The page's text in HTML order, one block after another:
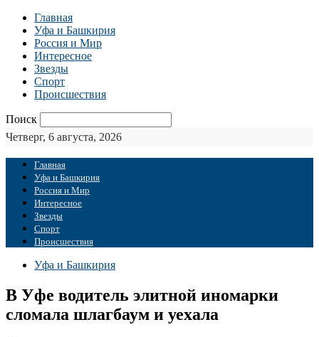
Главная
Уфа и Башкирия
Россия и Мир
Интересное
Звезды
Спорт
Происшествия
Поиск
Четверг, 6 августа, 2026
Главная
Уфа и Башкирия
Россия и Мир
Интересное
Звезды
Спорт
Происшествия
Уфа и Башкирия
В Уфе водитель элитной иномарки
сломала шлагбаум и уехала